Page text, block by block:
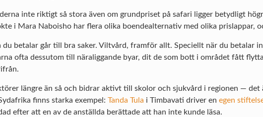
inte riktigt så stora även om grundpriset på safari ligger betydligt
i Mara Naboisho har flera olika boendealternativ med olika prislappar,
du betalar går till bra saker. Viltvård, framför allt. Speciellt när du betalar
ofta dessutom till näraliggande byar, dit de som bott i området fått
längre än så och bidrar aktivt till skolor och sjukvård i regionen —
finns starka exempel: Tanda Tula i Timbavati driver en egen
efter att en av de anställda berättade att han inte kunde läsa.